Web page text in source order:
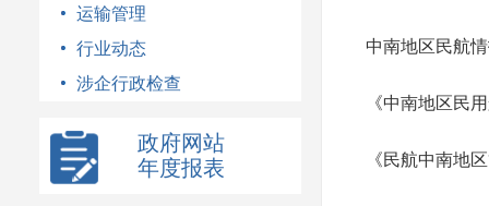
运输管理
行业动态
涉企行政检查
政府网站
年度报表
中南地区民航
《中南地区民
《民航中南地